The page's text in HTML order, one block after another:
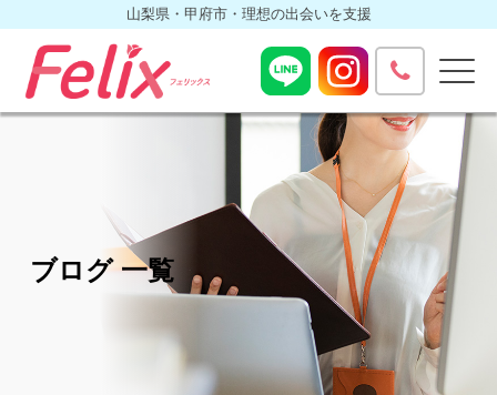
山梨県・甲府市・理想の出会いを支援
ブログ 一覧